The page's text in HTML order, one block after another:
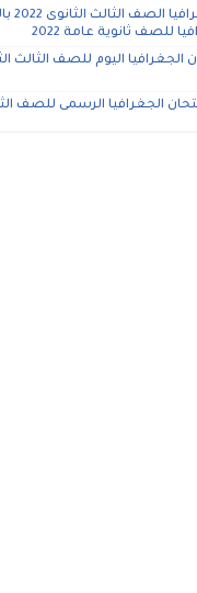
للصف ثانوية عامة 2022
الجغرافيا اليوم للصف الثالث
الجغرافيا الرسمى للصف الثالث